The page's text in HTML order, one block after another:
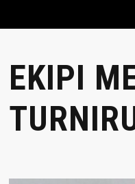
EKIPI